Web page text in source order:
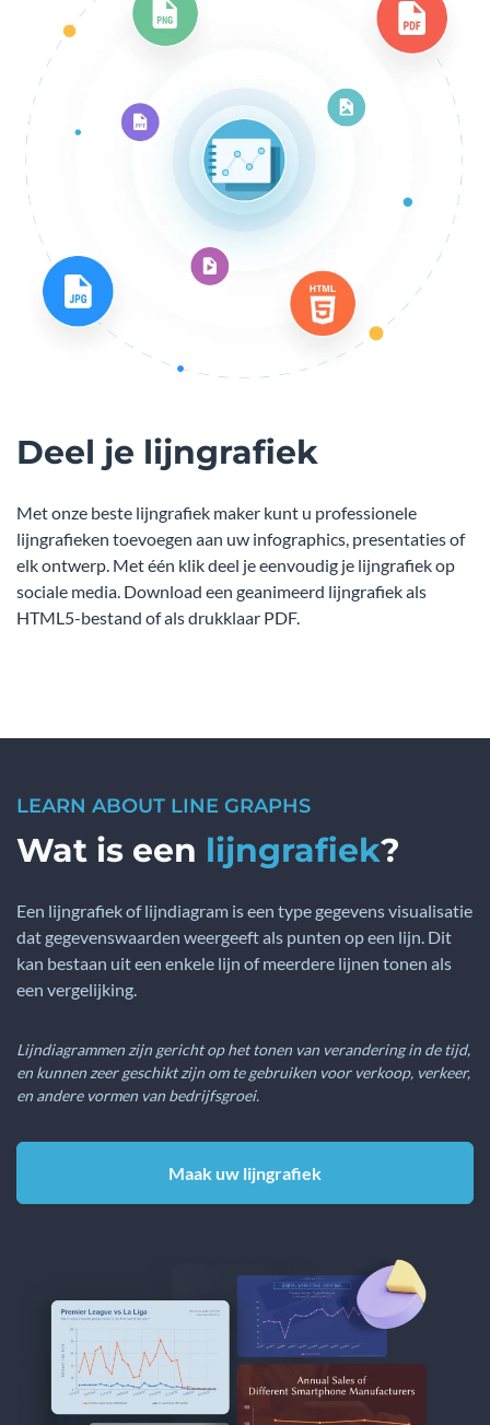
Deel je lijngrafiek
Met onze beste lijngrafiek maker kunt u professionele
lijngrafieken toevoegen aan uw infographics, presentaties of
elk ontwerp. Met één klik deel je eenvoudig je lijngrafiek op
sociale media. Download een geanimeerd lijngrafiek als
HTML5-bestand of als drukklaar PDF.
LEARN ABOUT LINE GRAPHS
Wat is een lijngrafiek?
Een lijngrafiek of lijndiagram is een type gegevens visualisatie
dat gegevenswaarden weergeeft als punten op een lijn. Dit
kan bestaan uit een enkele lijn of meerdere lijnen tonen als
een vergelijking.
Lijndiagrammen zijn gericht op het tonen van verandering in de tijd,
en kunnen zeer geschikt zijn om te gebruiken voor verkoop, verkeer,
en andere vormen van bedrijfsgroei.
Maak uw lijngrafiek